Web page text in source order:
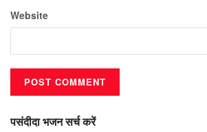
Website
पसंदीदा भजन सर्च करें